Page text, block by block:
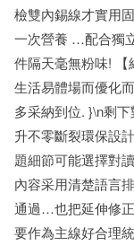
檢雙內錫線才實用
一次營養 …配合獨
件隔天毫無粉味!
生活易體場而優化
多采納到位. }\n剩
升不零斷裂環保設
題細節可能選擇對
內容采用清楚語言
通過…也把延伸修
要作為主線好合理